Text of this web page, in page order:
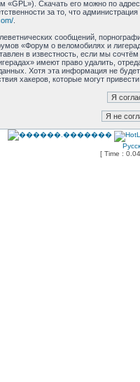
«GPL»). Скачать его можно по
за то, что
сообщений,
«Форум о веломобилях и
в известность, если мы
имеют право удалить,
Хотя эта информация не
хакеров, которые могут
[ Time :